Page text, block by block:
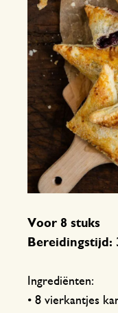
Voor 8 stuks
Bereidingstijd:
Ingrediënten:
• 8 vierkantjes